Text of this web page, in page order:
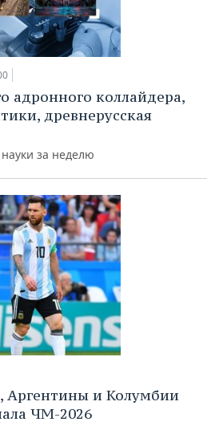
адронного коллайдера,
древнерусская
за неделю
Аргентины и Колумбии
ЧМ-2026